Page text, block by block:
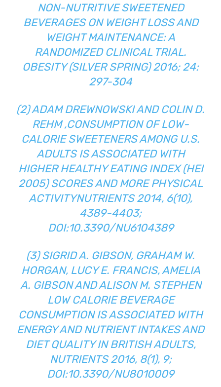
NON-NUTRITIVE SWEETENED
BEVERAGES ON WEIGHT LOSS AND
WEIGHT MAINTENANCE: A
RANDOMIZED CLINICAL TRIAL.
OBESITY (SILVER SPRING) 2016; 24:
297-304
(2) ADAM DREWNOWSKI AND COLIN D.
REHM ,CONSUMPTION OF LOW-
CALORIE SWEETENERS AMONG U.S.
ADULTS IS ASSOCIATED WITH
HIGHER HEALTHY EATING INDEX (HEI
2005) SCORES AND MORE PHYSICAL
ACTIVITYNUTRIENTS 2014, 6(10),
4389-4403;
DOI:10.3390/NU6104389
(3) SIGRID A. GIBSON, GRAHAM W.
HORGAN, LUCY E. FRANCIS, AMELIA
A. GIBSON AND ALISON M. STEPHEN
LOW CALORIE BEVERAGE
CONSUMPTION IS ASSOCIATED WITH
ENERGY AND NUTRIENT INTAKES AND
DIET QUALITY IN BRITISH ADULTS,
NUTRIENTS 2016, 8(1), 9;
DOI:10.3390/NU8010009